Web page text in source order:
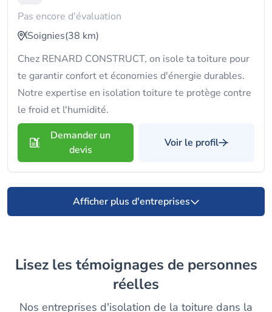
Pas encore d'évaluation
Soignies(38 km)
Chez RENARD CONSTRUCT, on isole ta toiture pour
te garantir confort et économies d'énergie durables.
Notre expertise en isolation toiture te protège contre
le froid et l'humidité.
Demander un
devis
Voir le profil
Afficher plus d'entreprises
Lisez les témoignages de personnes
réelles
Nos entreprises d'isolation de la toiture dans la